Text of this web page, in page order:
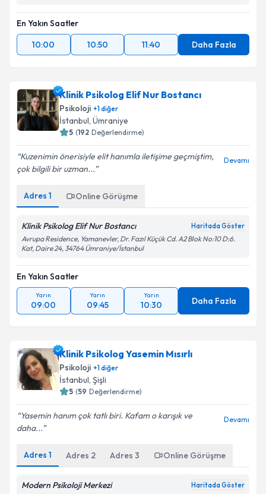
En Yakın Saatler
10:00
10:50 11:40 Daha Fazla
Klinik Psikolog Elif Nur Bostancı
Psikoloji +1diğer
İstanbul, Ümraniye
5 (192 Değerlendirme)
Kuzenimin önerisiyle elit hanımla iletişime geçmiştim,
çok bilgili bir uzman...
Devamı
Adres 1 Online Görüşme
Klinik Psikolog Elif Nur Bostancı Haritada Göster
Avrupa Residence, Yamanevler, Dr. Fazıl Küçük Cd. A2 Blok No:10 D:6.
Kat, Daire 24, 34764 Ümraniye/İstanbul
En Yakın Saatler
Yarın
09:00
Yarın
09:45
Yarın
10:30 Daha Fazla
Klinik Psikolog Yasemin Mısırlı
Psikoloji +1diğer
İstanbul, Şişli
5 (59 Değerlendirme)
Yasemin hanım çok tatlı biri. Kafam o karışık ve
daha...
Devamı
Adres 1 Adres 2 Adres 3 Online Görüşme
Modern Psikoloji Merkezi Haritada Göster